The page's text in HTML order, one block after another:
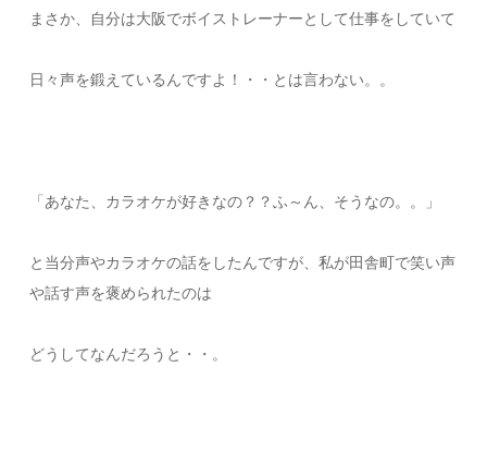
まさか、自分は大阪でボイストレーナーとして仕事をしていて
日々声を鍛えているんですよ！・・とは言わない。。
「あなた、カラオケが好きなの？？ふ～ん、そうなの。。」
と当分声やカラオケの話をしたんですが、私が田舎町で笑い声
や話す声を褒められたのは
どうしてなんだろうと・・。